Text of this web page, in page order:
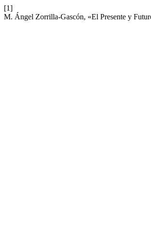
[1]
M. Ángel Zorrilla-Gascón, «El Presente y